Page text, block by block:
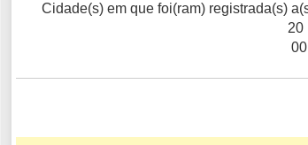
Cidade(s) em que foi(ram) registrada(s)
20